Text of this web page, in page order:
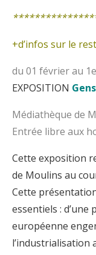
+d’infos sur le
du 01 février au
EXPOSITION
Médiathèque de
Entrée libre aux
Cette exposition
de Moulins au
Cette
essentiels :
européenne
l’industrialisation